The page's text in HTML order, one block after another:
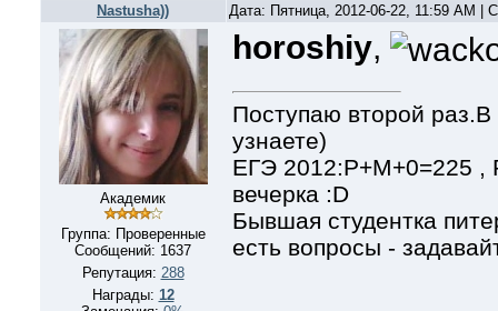
Nastusha)) Дата: Пятница, 2012-06-22, 11:59 AM |
Академик
Группа: Проверенные
Сообщений: 1637
Репутация: 288
Награды: 12
horoshiy,
Поступаю второй
узнаете)
ЕГЭ 2012:Р+М+0=225
вечерка :D
Бывшая студентка
есть вопросы -